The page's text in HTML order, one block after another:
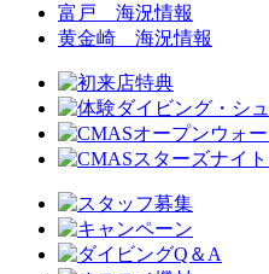
富戸 海況情報
黄金崎 海況情報